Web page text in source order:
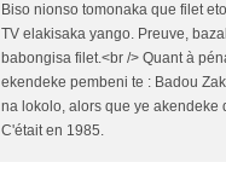
Biso nionso tomonaka que filet
TV elakisaka yango. Preuve,
babongisa filet.<br /> Quant à
ekendeke pembeni te : Badou
na lokolo, alors que ye akendeke
C'était en 1985.